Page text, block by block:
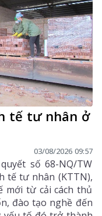
tế tư nhân ở
03/08/2026 09:57
số 68-NQ/TW
tế tư nhân (KTTN),
mới từ cải cách thủ
đào tạo nghề đến